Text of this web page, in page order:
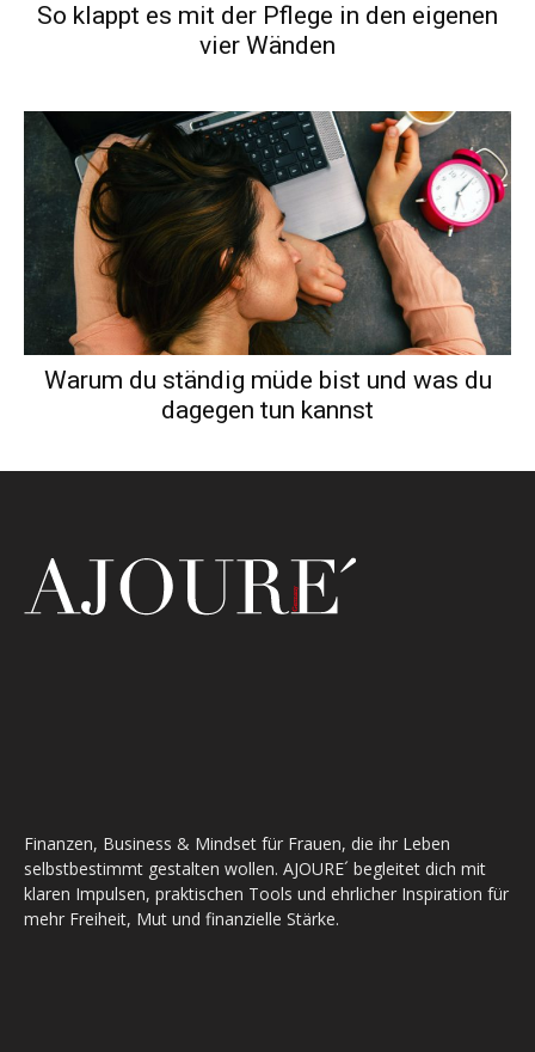
So klappt es mit der Pflege in den eigenen
vier Wänden
Warum du ständig müde bist und was du
dagegen tun kannst
Finanzen, Business & Mindset für Frauen, die ihr Leben
selbstbestimmt gestalten wollen. AJOURE´ begleitet dich mit
klaren Impulsen, praktischen Tools und ehrlicher Inspiration für
mehr Freiheit, Mut und finanzielle Stärke.